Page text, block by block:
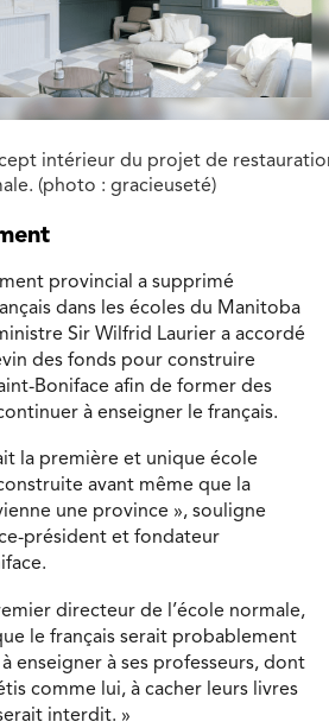
intérieur du projet de
(photo : gracieuseté)
provincial a supprimé
dans les écoles du Manitoba
Sir Wilfrid Laurier a accordé
des fonds pour construire
Boniface afin de former des
à enseigner le français.
la première et unique école
avant même que la
une province », souligne
président et fondateur
directeur de l’école normale,
le français serait probablement
enseigner à ses professeurs, dont
comme lui, à cacher leurs livres
interdit. »